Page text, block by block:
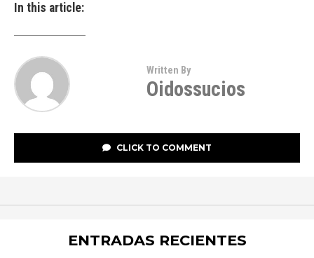
In this article:
Written By
Oidossucios
CLICK TO COMMENT
ENTRADAS RECIENTES